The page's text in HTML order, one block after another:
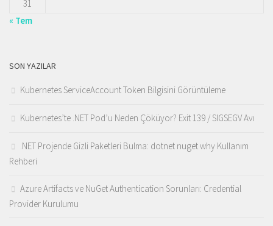
31
« Tem
SON YAZILAR
Kubernetes ServiceAccount Token Bilgisini Görüntüleme
Kubernetes’te .NET Pod’u Neden Çöküyor? Exit 139 / SIGSEGV Avı
.NET Projende Gizli Paketleri Bulma: dotnet nuget why Kullanım
Rehberi
Azure Artifacts ve NuGet Authentication Sorunları: Credential
Provider Kurulumu